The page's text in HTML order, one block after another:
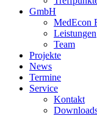
GmbH
MedEcon
Leistungen
Team
Projekte
News
Termine
Service
Kontakt